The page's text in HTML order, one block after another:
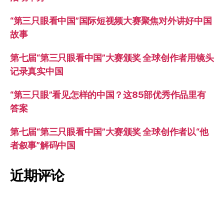
“第三只眼看中国”国际短视频大赛聚焦对外讲好中国
故事
第七届“第三只眼看中国”大赛颁奖 全球创作者用镜头
记录真实中国
“第三只眼”看见怎样的中国？这85部优秀作品里有
答案
第七届“第三只眼看中国”大赛颁奖 全球创作者以“他
者叙事”解码中国
近期评论